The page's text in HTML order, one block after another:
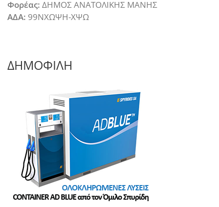
Φορέας: ΔΗΜΟΣ ΑΝΑΤΟΛΙΚΗΣ ΜΑΝΗΣ
ΑΔΑ: 99ΝΧΩΨΗ-ΧΨΩ
ΔΗΜΟΦΙΛΗ